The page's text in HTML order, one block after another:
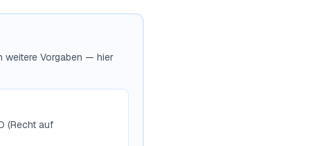
weitere Vorgaben — hier
(Recht auf